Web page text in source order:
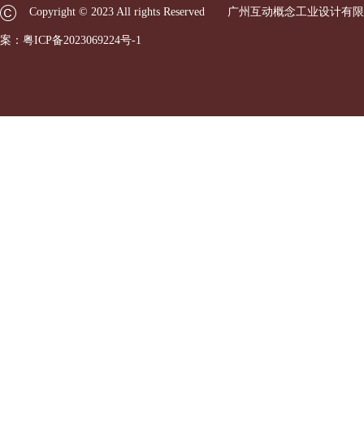
Copyright © 2023 All rights Reserved 广州互动概念工业设计有
案： 粤ICP备2023069224号-1